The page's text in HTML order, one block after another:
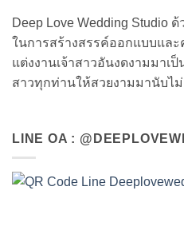
Deep Love Wedding Studio
ในการสร้างสรรค์ออกแบบแล
แต่งงานเจ้าสาวอันงดงามมาเป็
สาวทุกท่านให้สวยงามมานับไ
LINE OA :